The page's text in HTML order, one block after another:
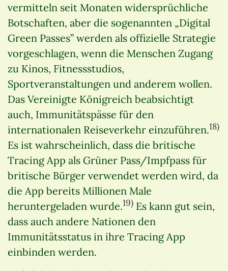
vermitteln seit Monaten widersprüchliche
Botschaften, aber die sogenannten „Digital
Green Passes” werden als offizielle Strategie
vorgeschlagen, wenn die Menschen Zugang
zu Kinos, Fitnessstudios,
Sportveranstaltungen und anderem wollen.
Das Vereinigte Königreich beabsichtigt
auch, Immunitätspässe für den
internationalen Reiseverkehr einzuführen.18)
Es ist wahrscheinlich, dass die britische
Tracing App als Grüner Pass/Impfpass für
britische Bürger verwendet werden wird, da
die App bereits Millionen Male
heruntergeladen wurde.19) Es kann gut sein,
dass auch andere Nationen den
Immunitätsstatus in ihre Tracing App
einbinden werden.